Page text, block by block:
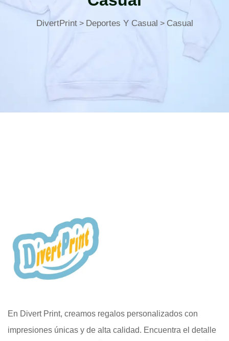
DivertPrint> Deportes Y Casual > Casual
En Divert Print, creamos regalos personalizados con
impresiones únicas y de alta calidad. Encuentra el detalle